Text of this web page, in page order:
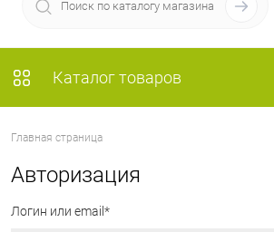
Каталог товаров
Главная страница
Авторизация
Логин или email*